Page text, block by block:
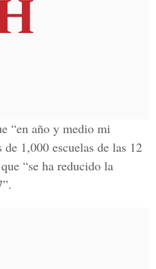
“en año y medio mi
1,000 escuelas de las 12
“se ha reducido la